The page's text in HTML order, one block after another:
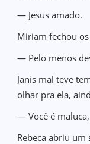
— Jesus amado.
Miriam fechou
— Pelo menos
Janis mal teve
olhar pra ela,
— Você é maluca,
Rebeca abriu